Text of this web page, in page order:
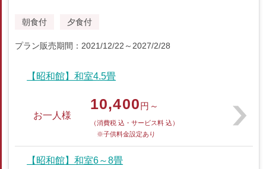
朝食付 夕食付
プラン販売期間：2021/12/22～2027/2/28
【昭和館】和室4.5畳
お一人様
10,400円～
（消費税 込・サービス料 込）
※子供料金設定あり
【昭和館】和室6～8畳